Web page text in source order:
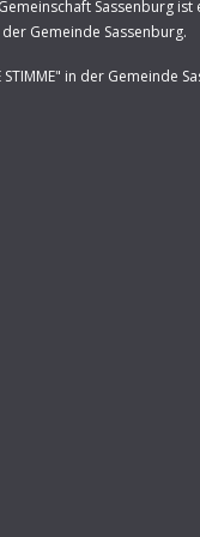
Sassenburg ist
Gemeinde Sassenburg.
STIMME" in der Gemeinde